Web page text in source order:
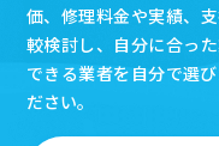
価、修理料金や実績、
較検討し、自分に合っ
できる業者を自分で選
ださい。